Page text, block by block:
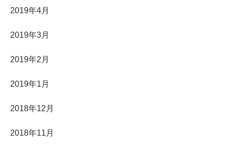
2019年4月
2019年3月
2019年2月
2019年1月
2018年12月
2018年11月